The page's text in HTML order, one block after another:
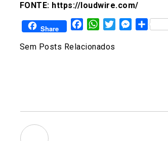
FONTE: https://loudwire.com/
Share FacebookWhatsAppTwitterMessenger
Share
Sem Posts Relacionados